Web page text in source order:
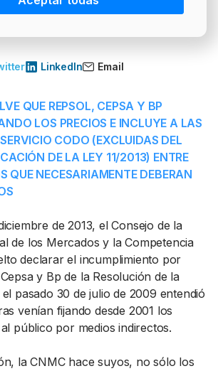
Más artículos del autor
LinkedIn Email
QUE REPSOL, CEPSA Y BP
LOS PRECIOS E INCLUYE A LAS
CODO (EXCLUIDAS DEL
DE LA LEY 11/2013) ENTRE
QUE NECESARIAMENTE DEBERAN
de 2013, el Consejo de la
de los Mercados y la Competencia
declarar el incumplimiento por
y Bp de la Resolución de la
pasado 30 de julio de 2009 entendió
venían fijando desde 2001 los
público por medios indirectos.
la CNMC hace suyos, no sólo los
Y SERVICIOS DEL
Y SERVICIOS SECTOR